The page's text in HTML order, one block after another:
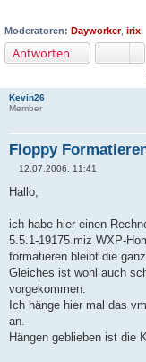
Moderatoren: Dayworker, irix
Antworten
Kevin26
Member
Floppy
e
i
r
a
g
12.07.2006, 11:41
Hallo,
ich habe hier einen
5.5.1-19175 miz WXP-
formatieren bleibt die
Gleiches ist wohl auch
vorgekommen.
Ich hänge hier mal das
an.
Hängen geblieben ist die